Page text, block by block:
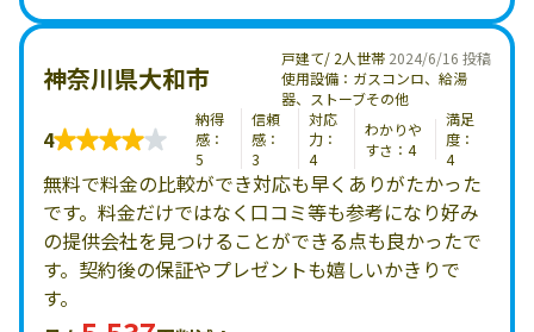
2024/6/16 投稿
神奈川県大和市
戸建て/ 2人世帯
使用設備：ガスコンロ、給湯
器、ストーブその他
4
納得
感：
5
信頼
感：
3
対応
力：
4
わかりや
すさ：4
満足
度：
4
無料で料金の比較ができ対応も早くありがたかった
です。料金だけではなく口コミ等も参考になり好み
の提供会社を見つけることができる点も良かったで
す。契約後の保証やプレゼントも嬉しいかきりで
す。